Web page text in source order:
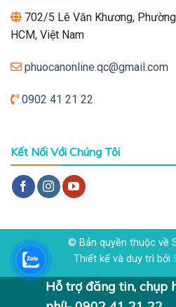
702/5 Lê Văn Khương, Phường
HCM, Việt Nam
phuocanonline.qc@gmail.com
0902 41 21 22
Kết Nối Với Chúng Tôi
Hỗ trợ đăng tin, chụp
© Bản quyền thuộc về
Thiết kế và duy trì bởi